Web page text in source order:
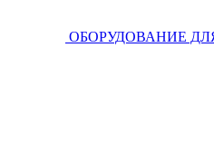
ОБОРУДОВАНИЕ